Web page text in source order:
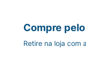
Compre
Retire na loja com